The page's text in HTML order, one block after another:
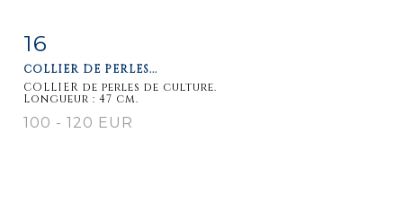
Item detail
16
COLLIER DE PERLES...
COLLIER de perles de culture.
Longueur : 47 cm.
100 - 120 EUR